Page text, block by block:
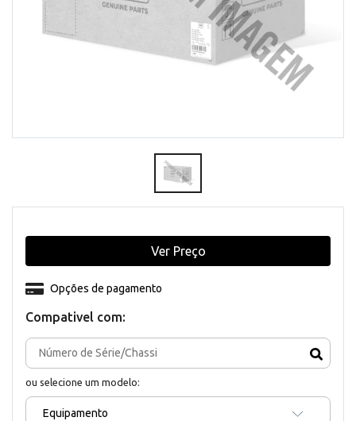
Compativel com:
ou selecione um modelo:
Equipamento
Opções de pagamento
Ver Preço